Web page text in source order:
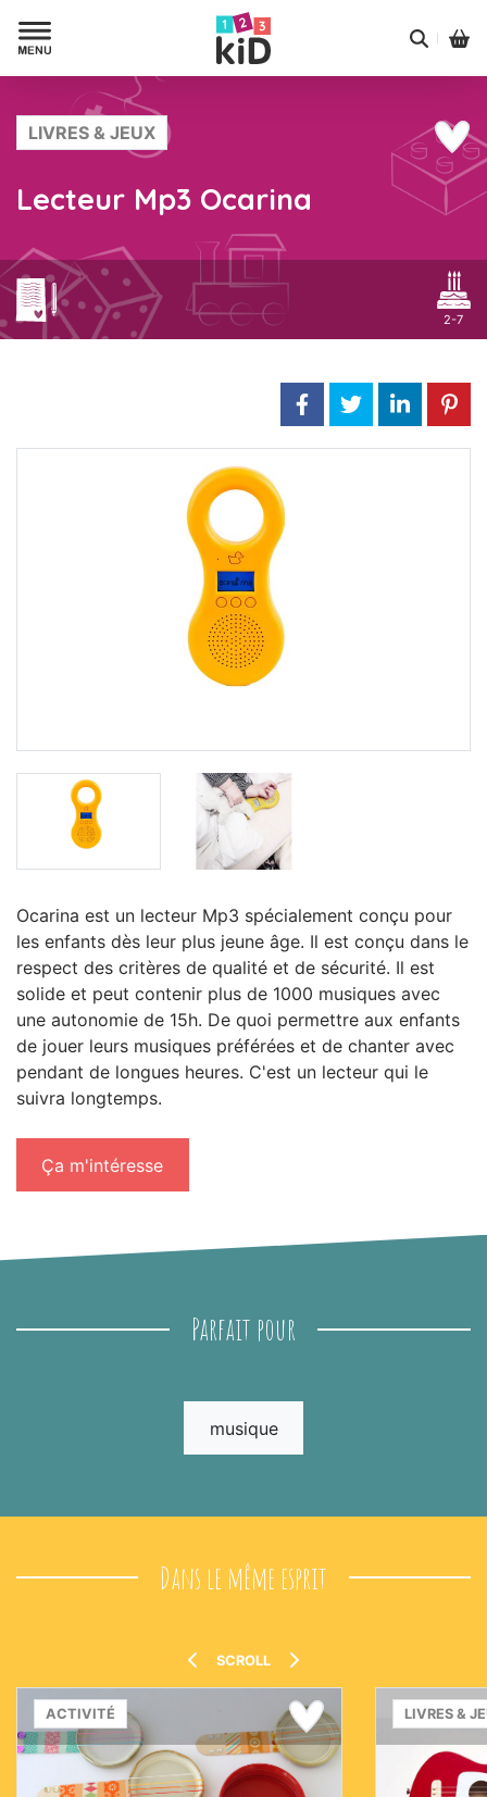
LIVRES & JEUX
Lecteur Mp3 Ocarina
2-7
Ocarina est un lecteur Mp3 spécialement conçu pour
les enfants dès leur plus jeune âge. Il est conçu dans le
respect des critères de qualité et de sécurité. Il est
solide et peut contenir plus de 1000 musiques avec
une autonomie de 15h. De quoi permettre aux enfants
de jouer leurs musiques préférées et de chanter avec
pendant de longues heures. C'est un lecteur qui le
suivra longtemps.
Ça m'intéresse
Parfait pour
musique
Dans le même esprit
SCROLL
ACTIVITÉ LIVRES &